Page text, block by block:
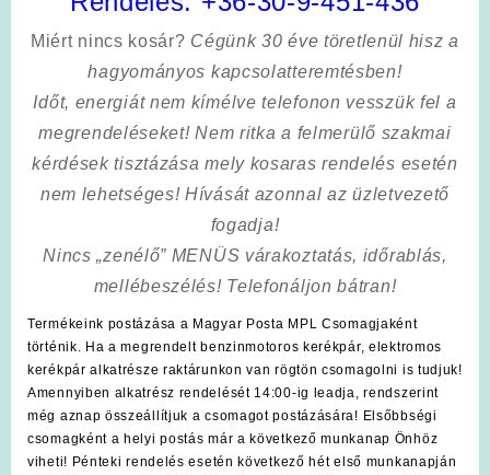
Miért nincs kosár? Cégünk 30 éve töretlenül hisz a
hagyományos kapcsolatteremtésben!
Időt, energiát nem kímélvetelefonon vesszük fel a
megrendeléseket! Nem ritka a felmerülő szakmai
kérdések tisztázása mely kosaras rendelés esetén
nem lehetséges! Hívását azonnal az üzletvezető
fogadja!
Nincs „zenélő” MENÜS várakoztatás, időrablás,
mellébeszélés! Telefonáljon bátran!
Termékeink postázása a Magyar Posta MPL Csomagjaként
történik. Ha a megrendelt benzinmotoros kerékpár, elektromos
kerékpár alkatrésze raktárunkon van rögtön csomagolni is tudjuk!
Amennyiben alkatrész rendelését 14:00-ig leadja, rendszerint
még aznap összeállítjuk a csomagot postázására! Elsőbbségi
csomagként a helyi postás már a következő munkanap Önhöz
viheti! Pénteki rendelés esetén következő hét első munkanapján